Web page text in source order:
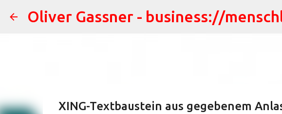
Oliver Gassner - business://
XING-Textbaustein aus gegebenem